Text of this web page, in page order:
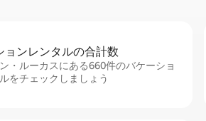
ョンレ⁠ン⁠タ⁠ル⁠の合⁠計⁠数
・ルーカスにある660件のバケーショ
をチェックしましょう